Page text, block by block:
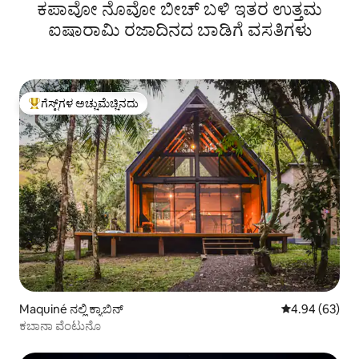
ಕಪಾವೋ ನೊವೋ ಬೀಚ್ ಬಳಿ ಇತರ ಉತ್ತಮ
ಐಷಾರಾಮಿ ರಜಾದಿನದ ಬಾಡಿಗೆ ವಸತಿಗಳು
ಗೆಸ್ಟ್‌ಗಳಿಗೆ ಅತಿ ಹೆಚ್ಚು ಅಚ್ಚುಮೆಚ್ಚಿನದು
ಗೆಸ್ಟ್‌ಗಳ ಅಚ್ಚುಮೆಚ್ಚಿನದು
Maquiné ನಲ್ಲಿ ಕ್ಯಾಬಿನ್ 5 ರಲ್ಲಿ 4.94
4.94 (63)
ಕಬಾನಾ ವೆಂಟುನೊ